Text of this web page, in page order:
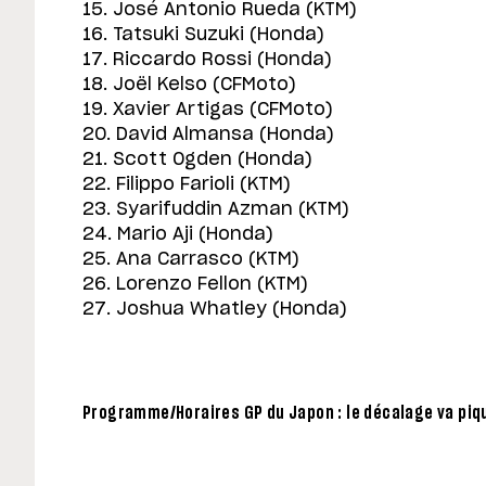
15. José Antonio Rueda (KTM)
16. Tatsuki Suzuki (Honda)
17. Riccardo Rossi (Honda)
18. Joël Kelso (CFMoto)
19. Xavier Artigas (CFMoto)
20. David Almansa (Honda)
21. Scott Ogden (Honda)
22. Filippo Farioli (KTM)
23. Syarifuddin Azman (KTM)
24. Mario Aji (Honda)
25. Ana Carrasco (KTM)
26. Lorenzo Fellon (KTM)
27. Joshua Whatley (Honda)
Programme/Horaires GP du Japon : le décalage va